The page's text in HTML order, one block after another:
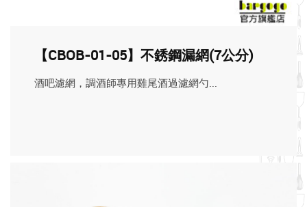
【CBOB-01-05】不銹鋼漏網(7公分)
酒吧濾網，調酒師專用雞尾酒過濾網勺...